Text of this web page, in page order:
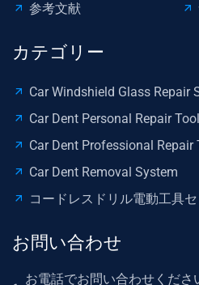
参考文献
カテゴリー
Car Windshield Glass Repair
Car Dent Personal Repair Tool
Car Dent Professional Repair
Car Dent Removal System
コードレスドリル電動工具セ
お問い合わせ
お電話でお問い合わせくださ